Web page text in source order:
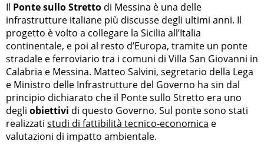
Il Ponte sullo Stretto di Messina è una delle
infrastrutture italiane più discusse degli ultimi anni. Il
progetto è volto a collegare la Sicilia all’Italia
continentale, e poi al resto d’Europa, tramite un ponte
stradale e ferroviario tra i comuni di Villa San Giovanni in
Calabria e Messina. Matteo Salvini, segretario della Lega
e Ministro delle Infrastrutture del Governo ha sin dal
principio dichiarato che il Ponte sullo Stretto era uno
degli obiettivi di questo Governo. Sul ponte sono stati
realizzati studi di fattibilità tecnico-economica e
valutazioni di impatto ambientale.